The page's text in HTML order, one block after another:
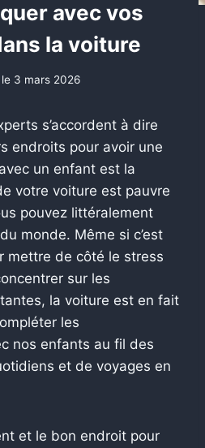
avec vos
la voiture
3 mars 2026
s’accordent à dire
endroits pour avoir une
un enfant est la
votre voiture est pauvre
pouvez littéralement
monde. Même si c’est
mettre de côté le stress
sur les
la voiture est en fait
les
nos enfants au fil des
et de voyages en
et le bon endroit pour